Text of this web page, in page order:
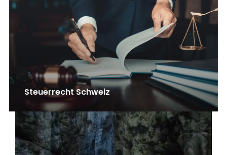
Steuerrecht Schweiz